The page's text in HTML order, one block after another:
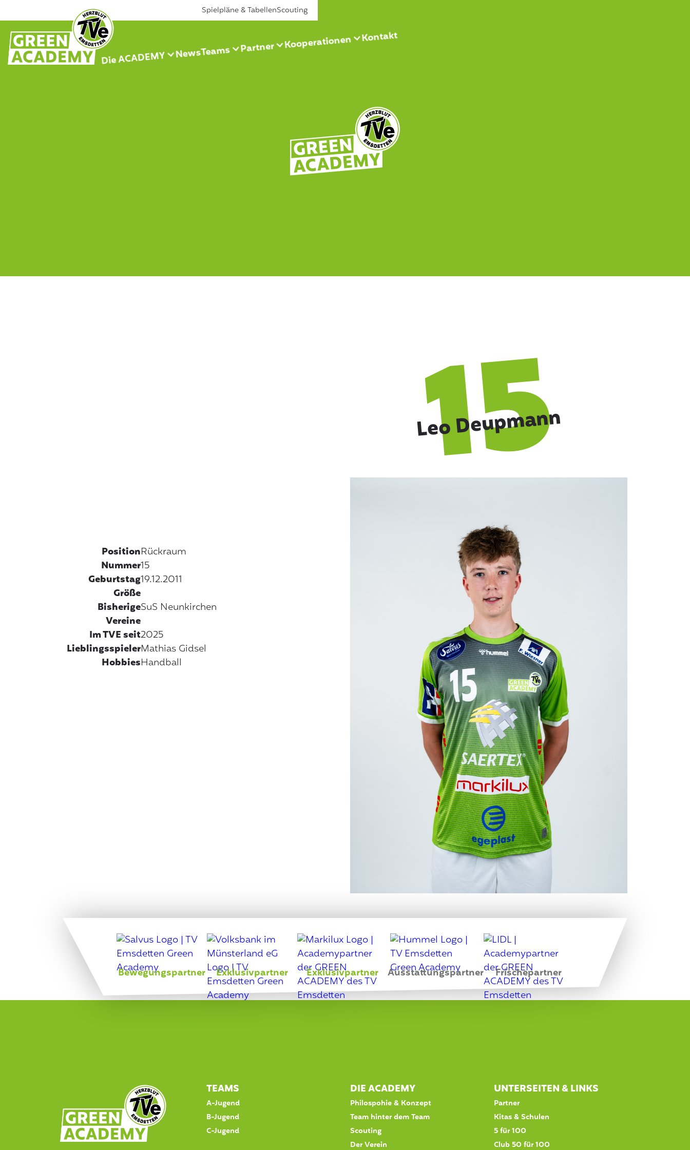
Spielpläne & TabellenScouting
Die ACADEMY NewsTeams Partner Kooperationen Kontakt
PositionRückraum
Nummer15
Geburtstag19.12.2011
Größe
Bisherige
Vereine
SuS Neunkirchen
Im TVE seit2025
Lieblings­spielerMathias Gidsel
HobbiesHandball
15
Leo Deupmann
Bewegungspartner Exklusivpartner Exklusivpartner Ausstattungspartner Frischepartner
TEAMS
A-Jugend
B-Jugend
C-Jugend
DIE ACADEMY
Philospohie & Konzept
Team hinter dem Team
Scouting
Der Verein
UNTERSEITEN & LINKS
Partner
Kitas & Schulen
5 für 100
Club 50 für 100